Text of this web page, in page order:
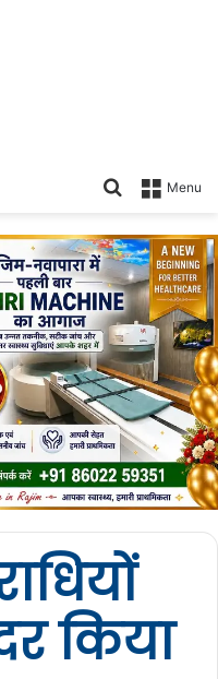
Menu
Search
किया